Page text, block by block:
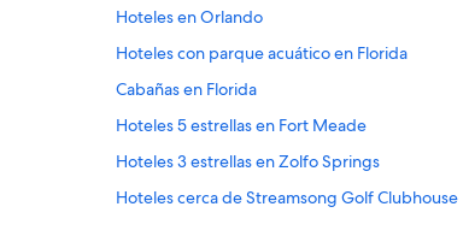
Hoteles en Orlando
Hoteles con parque acuático en Florida
Cabañas en Florida
Hoteles 5 estrellas en Fort Meade
Hoteles 3 estrellas en Zolfo Springs
Hoteles cerca de Streamsong Golf Clubhouse